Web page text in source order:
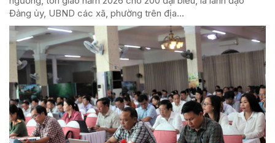
Đảng ủy, UBND các xã, phường trên địa...